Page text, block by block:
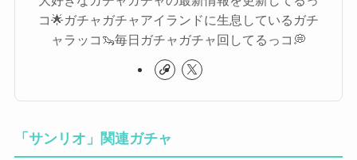
コ🌟ガチャガチャアイランドに生息しているガチ
ャラッコ🦦毎日ガチャガチャ回してるっコ💭
「サンリオ」関連ガチャ